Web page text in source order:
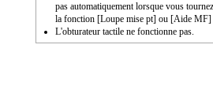
pas automatiquement lorsque vous
la fonction [Loupe mise pt] ou [Aide MF]
L'obturateur tactile ne fonctionne pas.